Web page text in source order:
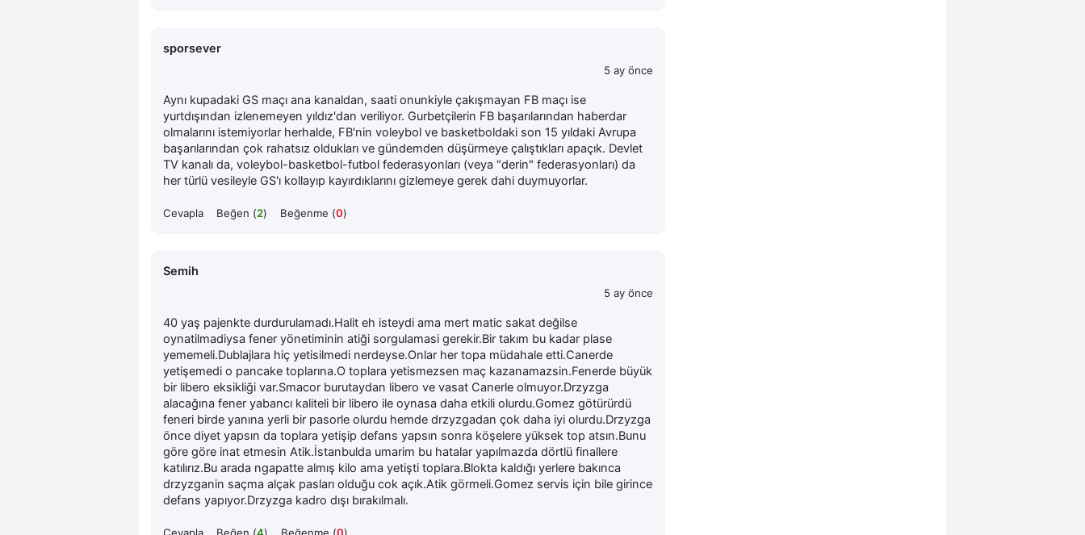
sporsever
5 ay önce
Aynı kupadaki GS maçı ana kanaldan, saati onunkiyle çakışmayan FB maçı ise
yurtdışından izlenemeyen yıldız'dan veriliyor. Gurbetçilerin FB başarılarından haberdar
olmalarını istemiyorlar herhalde, FB'nin voleybol ve basketboldaki son 15 yıldaki Avrupa
başarılarından çok rahatsız oldukları ve gündemden düşürmeye çalıştıkları apaçık. Devlet
TV kanalı da, voleybol-basketbol-futbol federasyonları (veya "derin" federasyonları) da
her türlü vesileyle GS'ı kollayıp kayırdıklarını gizlemeye gerek dahi duymuyorlar.
Cevapla Beğen (2) Beğenme (0)
Semih
5 ay önce
40 yaş pajenkte durdurulamadı.Halit eh isteydi ama mert matic sakat değilse
oynatilmadiysa fener yönetiminin atiği sorgulamasi gerekir.Bir takım bu kadar plase
yememeli.Dublajlara hiç yetisilmedi nerdeyse.Onlar her topa müdahale etti.Canerde
yetişemedi o pancake toplarına.O toplara yetismezsen maç kazanamazsin.Fenerde büyük
bir libero eksikliği var.Smacor burutaydan libero ve vasat Canerle olmuyor.Drzyzga
alacağına fener yabancı kaliteli bir libero ile oynasa daha etkili olurdu.Gomez götürürdü
feneri birde yanına yerli bir pasorle olurdu hemde drzyzgadan çok daha iyi olurdu.Drzyzga
önce diyet yapsın da toplara yetişip defans yapsın sonra köşelere yüksek top atsın.Bunu
göre göre inat etmesin Atik.İstanbulda umarim bu hatalar yapılmazda dörtlü finallere
katılırız.Bu arada ngapatte almış kilo ama yetişti toplara.Blokta kaldığı yerlere bakınca
drzyzganin saçma alçak pasları olduğu cok açık.Atik görmeli.Gomez servis için bile girince
defans yapıyor.Drzyzga kadro dışı bırakılmalı.
Cevapla Beğen (4) Beğenme (0)